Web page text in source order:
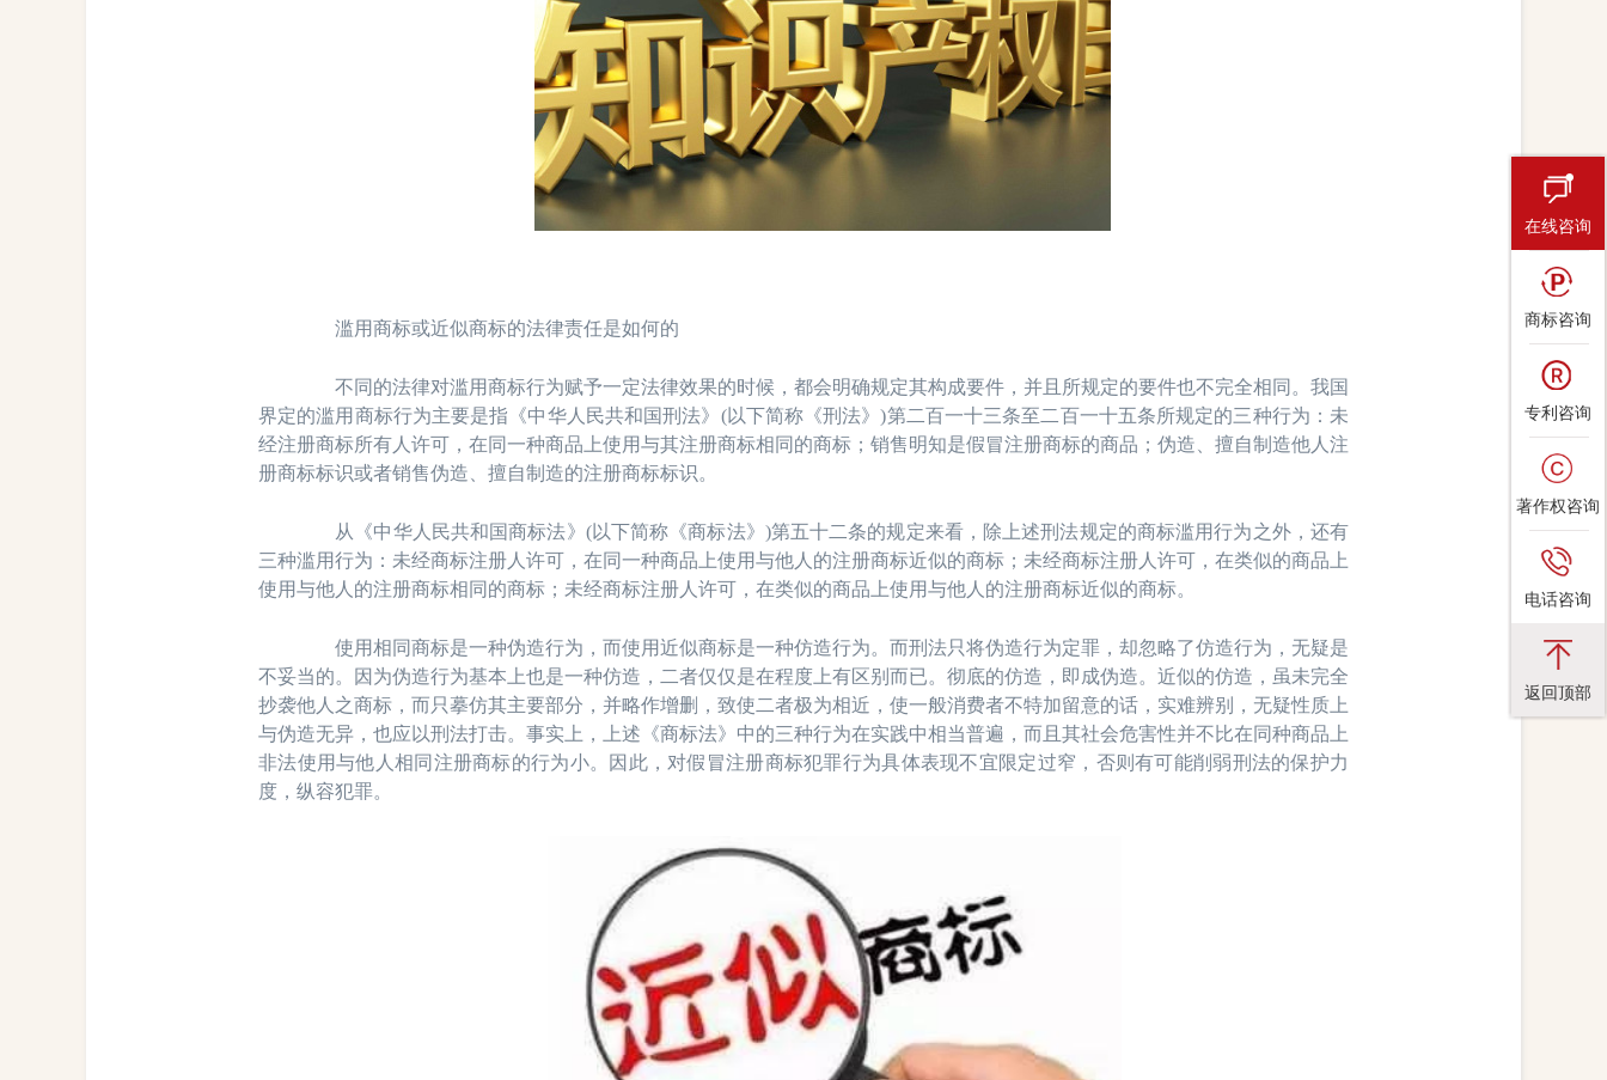
滥用商标或近似商标的法律责任是如何的
不同的法律对滥用商标行为赋予一定法律效果的时候，都会明确规定其构成要件，并且所规定的要件也不完全相同。我国
界定的滥用商标行为主要是指《中华人民共和国刑法》(以下简称《刑法》)第二百一十三条至二百一十五条所规定的三种行为：未
经注册商标所有人许可，在同一种商品上使用与其注册商标相同的商标；销售明知是假冒注册商标的商品；伪造、擅自制造他人注
册商标标识或者销售伪造、擅自制造的注册商标标识。
从《中华人民共和国商标法》(以下简称《商标法》)第五十二条的规定来看，除上述刑法规定的商标滥用行为之外，还有
三种滥用行为：未经商标注册人许可，在同一种商品上使用与他人的注册商标近似的商标；未经商标注册人许可，在类似的商品上
使用与他人的注册商标相同的商标；未经商标注册人许可，在类似的商品上使用与他人的注册商标近似的商标。
使用相同商标是一种伪造行为，而使用近似商标是一种仿造行为。而刑法只将伪造行为定罪，却忽略了仿造行为，无疑是
不妥当的。因为伪造行为基本上也是一种仿造，二者仅仅是在程度上有区别而已。彻底的仿造，即成伪造。近似的仿造，虽未完全
抄袭他人之商标，而只摹仿其主要部分，并略作增删，致使二者极为相近，使一般消费者不特加留意的话，实难辨别，无疑性质上
与伪造无异，也应以刑法打击。事实上，上述《商标法》中的三种行为在实践中相当普遍，而且其社会危害性并不比在同种商品上
非法使用与他人相同注册商标的行为小。因此，对假冒注册商标犯罪行为具体表现不宜限定过窄，否则有可能削弱刑法的保护力
度，纵容犯罪。
在线咨询
商标咨询
专利咨询
著作权咨询
电话咨询
返回顶部